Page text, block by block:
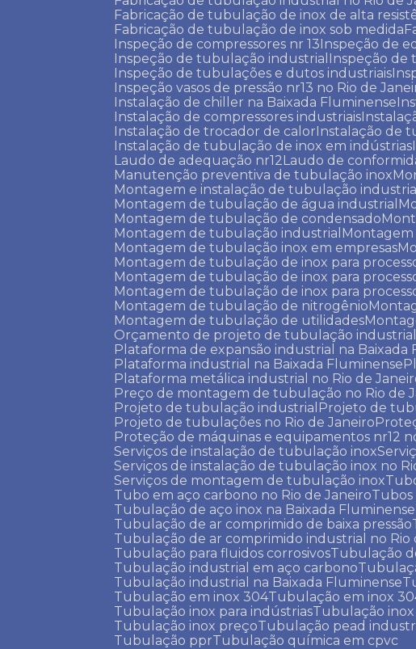
Fabricação de tubulação de inox de alta
Fabricação de tubulação de inox sob medida
Inspeção de compressores nr 13 Inspeção de
Inspeção de tubulação industrial
Inspeção de
Inspeção de tubulações e dutos industriais
Inspeção vasos de pressão nr13 no Rio de
Instalação de chiller na Baixada Fluminense
Instalação de compressores industriais
Instalação de trocador de calor Instalação de
Instalação de tubulação de inox em indústrias
Laudo de adequação nr12 Laudo de
Manutenção preventiva de tubulação inox
Montagem e instalação de tubulação industrial
Montagem de tubulação de água industrial
Montagem de tubulação de condensado
Montagem de tubulação industrial
Montagem de tubulação inox em empresas
Montagem de tubulação de inox para
Montagem de tubulação de inox para
Montagem de tubulação de inox para
Montagem de tubulação de nitrogênio
Montagem de tubulação de utilidades
Orçamento de projeto de tubulação industrial
Plataforma de expansão industrial na Baixada
Plataforma industrial na Baixada Fluminense
Plataforma metálica industrial no Rio de
Preço de montagem de tubulação no Rio de
Projeto de tubulação industrial
Projeto de
Projeto de tubulações no Rio de Janeiro
Proteção de máquinas e equipamentos nr12
Serviços de instalação de tubulação inox
Serviços de instalação de tubulação inox no
Serviços de montagem de tubulação inox
Tubo em aço carbono no Rio de Janeiro
Tubulação de aço inox na Baixada Fluminense
Tubulação de ar comprimido de baixa pressão
Tubulação de ar comprimido industrial no Rio
Tubulação para fluidos corrosivos
Tubulação
Tubulação industrial em aço carbono
Tubulação industrial na Baixada Fluminense
Tubulação em inox 304
Tubulação em inox
Tubulação inox para indústrias
Tubulação
Tubulação inox preço
Tubulação pead
Tubulação ppr
Tubulação química em cpvc